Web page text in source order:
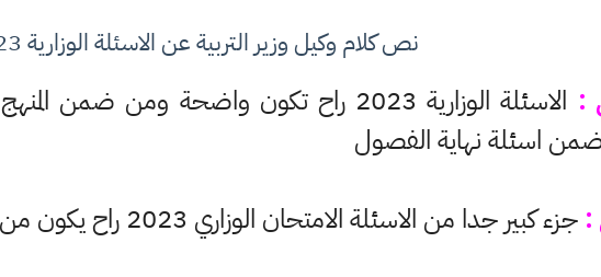
نص كلام وكيل وزير التربية عن الاسئلة الوزارية 2023
:
الاسئلة الوزارية 2023 راح تكون واضحة ومن
اسئلة نهاية الفصول
: جزء كبير جدا من الاسئلة الامتحان الوزاري 2023 راح يكون من اسئلة الفصول نهاية كل فصل